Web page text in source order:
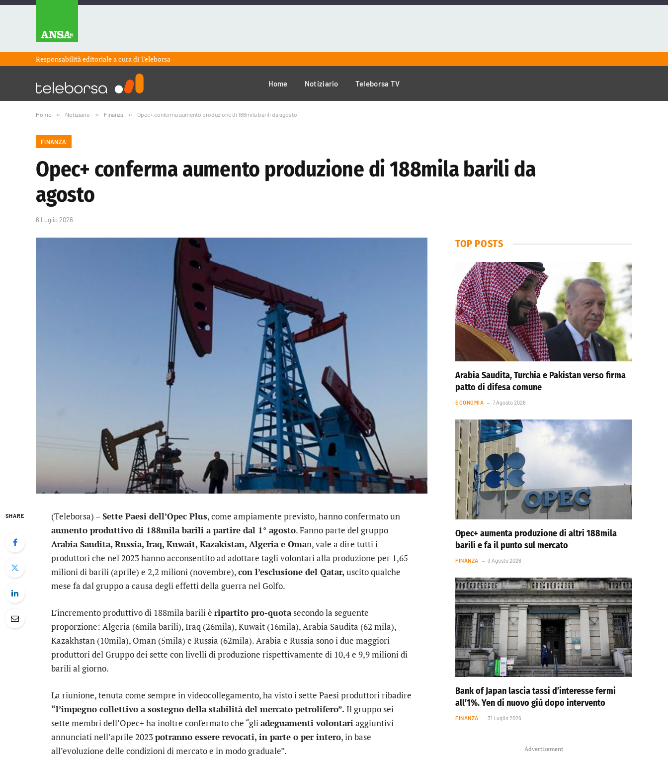
Responsabilità editoriale a cura diTeleborsa
Home Notiziario Teleborsa TV
Home » Notiziario » Finanza » Opec+ conferma aumento produzione di 188mila barili da agosto
FINANZA
Opec+ conferma aumento produzione di 188mila barili da
agosto
6 Luglio 2026
SHARE (Teleborsa) –Sette Paesi dell’Opec Plus, come ampiamente previsto, hanno confermato un
aumento produttivo di 188mila barili a partire dal 1° agosto. Fanno parte del gruppo
Arabia Saudita, Russia, Iraq, Kuwait, Kazakistan, Algeria e Oman, vale a dire tutti i
produttori che nel 2023 hanno acconsentito ad adottare tagli volontari alla produzione per 1,65
milioni di barili (aprile) e 2,2 milioni (novembre),con l’esclusione del Qatar, uscito qualche
mese fa dal gruppo a causa degli effetti della guerra nel Golfo.
L’incremento produttivo di 188mila barili è ripartito pro-quotasecondo la seguente
proporzione: Algeria (6mila barili), Iraq (26mila), Kuwait (16mila), Arabia Saudita (62 mila),
Kazakhstan (10mila), Oman (5mila) e Russia (62mila). Arabia e Russia sono i due maggiori
produttori del Gruppo dei sette con livelli di produzione rispettivamente di 10,4 e 9,9 milioni di
barili al giorno.
La riunione, tenuta come sempre in videocollegamento, ha visto i sette Paesi produttori ribadire
“l’impegno collettivo a sostegno della stabilità del mercato petrolifero”. Il gruppo sei
sette membri dell’Opec+ ha inoltre confermato che “gliadeguamenti volontariaggiuntivi
annunciati nell’aprile 2023potranno essere revocati, in parte o per intero, in base
all’evoluzione delle condizioni di mercato e in modo graduale”.
TOP POSTS
Arabia Saudita, Turchia e Pakistan verso firma
patto di difesa comune
ECONOMIA 7 Agosto 2026
Opec+ aumenta produzione di altri 188mila
barili e fa il punto sul mercato
FINANZA 3 Agosto 2026
Bank of Japan lascia tassi d’interesse fermi
all’1%. Yen di nuovo giù dopo intervento
FINANZA 31 Luglio 2026
Advertisement